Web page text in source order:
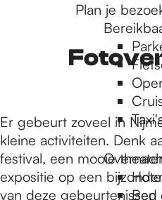
Plan je
Bed
Er gebeurt zoveel in
kleine activiteiten. Denk
festival, een mooie
expositie op een
van deze